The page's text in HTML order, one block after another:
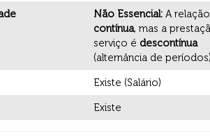
Não Essencial: A
contínua, mas a
serviço é descontínua
(alternância de
Existe (Salário)
Existe